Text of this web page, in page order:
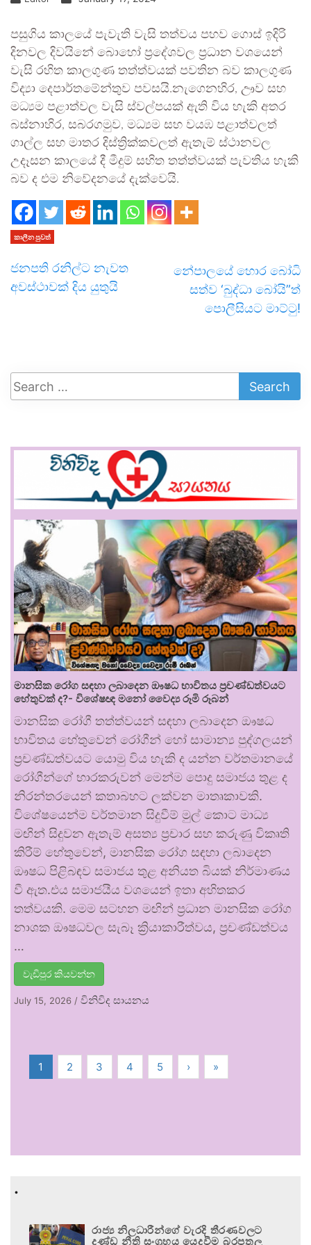
පසුගිය කාලයේ පැවැති වැසි තත්වය පහව ගොස් ඉදිරි
දිනවල දිවයිනේ බොහෝ ප්‍රදේශවල ප්‍රධාන වශයෙන්
වැසි රහිත කාලගුණ තත්ත්වයක් පවතින බව කාලගුණ
විද්‍යා දෙපාර්තමේන්තුව පවසයි.නැගෙනහිර, ඌව සහ
මධ්‍යම පළාත්වල වැසි ස්වල්පයක් ඇති විය හැකි අතර
බස්නාහිර, සබරගමුව, මධ්‍යම සහ වයඹ පළාත්වලත්
ගාල්ල සහ මාතර දිස්ත්‍රික්කවලත් ඇතැම් ස්ථානවල
උදෑසන කාලයේ දී මීදුම් සහිත තත්ත්වයක් පැවතිය හැකි
බව ද එම නිවේදනයේ දැක්වෙයි.
කාලීන පුවත්
ජනපති රනිල්ට නැවත
අවස්ථාවක් දිය යුතුයි
නේපාලයේ හොර බෝධි
සත්ව ‘බුද්ධා බෝයි”ත්
පොලීසියට මාට්ටු!
මානසික රෝග සඳහා ලබාදෙන ඖෂධ භාවිතය ප්‍රචණ්ඩත්වයට
හේතුවක් ද?- විශේෂඥ මනෝ වෛද්‍ය රූමි රූබන්
මානසික රෝගී තත්ත්වයන් සඳහා ලබාදෙන ඖෂධ
භාවිතය හේතුවෙන් රෝගීන් හෝ සාමාන්‍ය පුද්ගලයන්
ප්‍රචණ්ඩත්වයට යොමු විය හැකි ද යන්න වර්තමානයේ
රෝගීන්ගේ භාරකරුවන් මෙන්ම පොදු සමාජය තුළ ද
නිරන්තරයෙන් කතාබහට ලක්වන මාතෘකාවකි.
විශේෂයෙන්ම වර්තමාන සිදුවීම් මුල් කොට මාධ්‍ය
මඟින් සිදුවන ඇතැම් අසත්‍ය ප්‍රචාර සහ කරුණු විකෘති
කිරීම් හේතුවෙන්, මානසික රෝග සඳහා ලබාදෙන
ඖෂධ පිළිබඳව සමාජය තුළ අනියත බියක් නිර්මාණය
වී ඇත.එය සමාජයීය වශයෙන් ඉතා අහිතකර
තත්වයකි. මෙම සටහන මඟින් ප්‍රධාන මානසික රෝග
නාශක ඖෂධවල සැබෑ ක්‍රියාකාරීත්වය, ප්‍රචණ්ඩත්වය
…
වැඩිපුර කියවන්න
July 15, 2026 / විනිවිද සායනය
1 2 3 4 5 › »
.
රාජ්‍ය නිලධාරීන්ගේ වැරදි තීරණවලට
දණ්ඩ නීති සංග්‍රහය යෙදවීම බරපතල